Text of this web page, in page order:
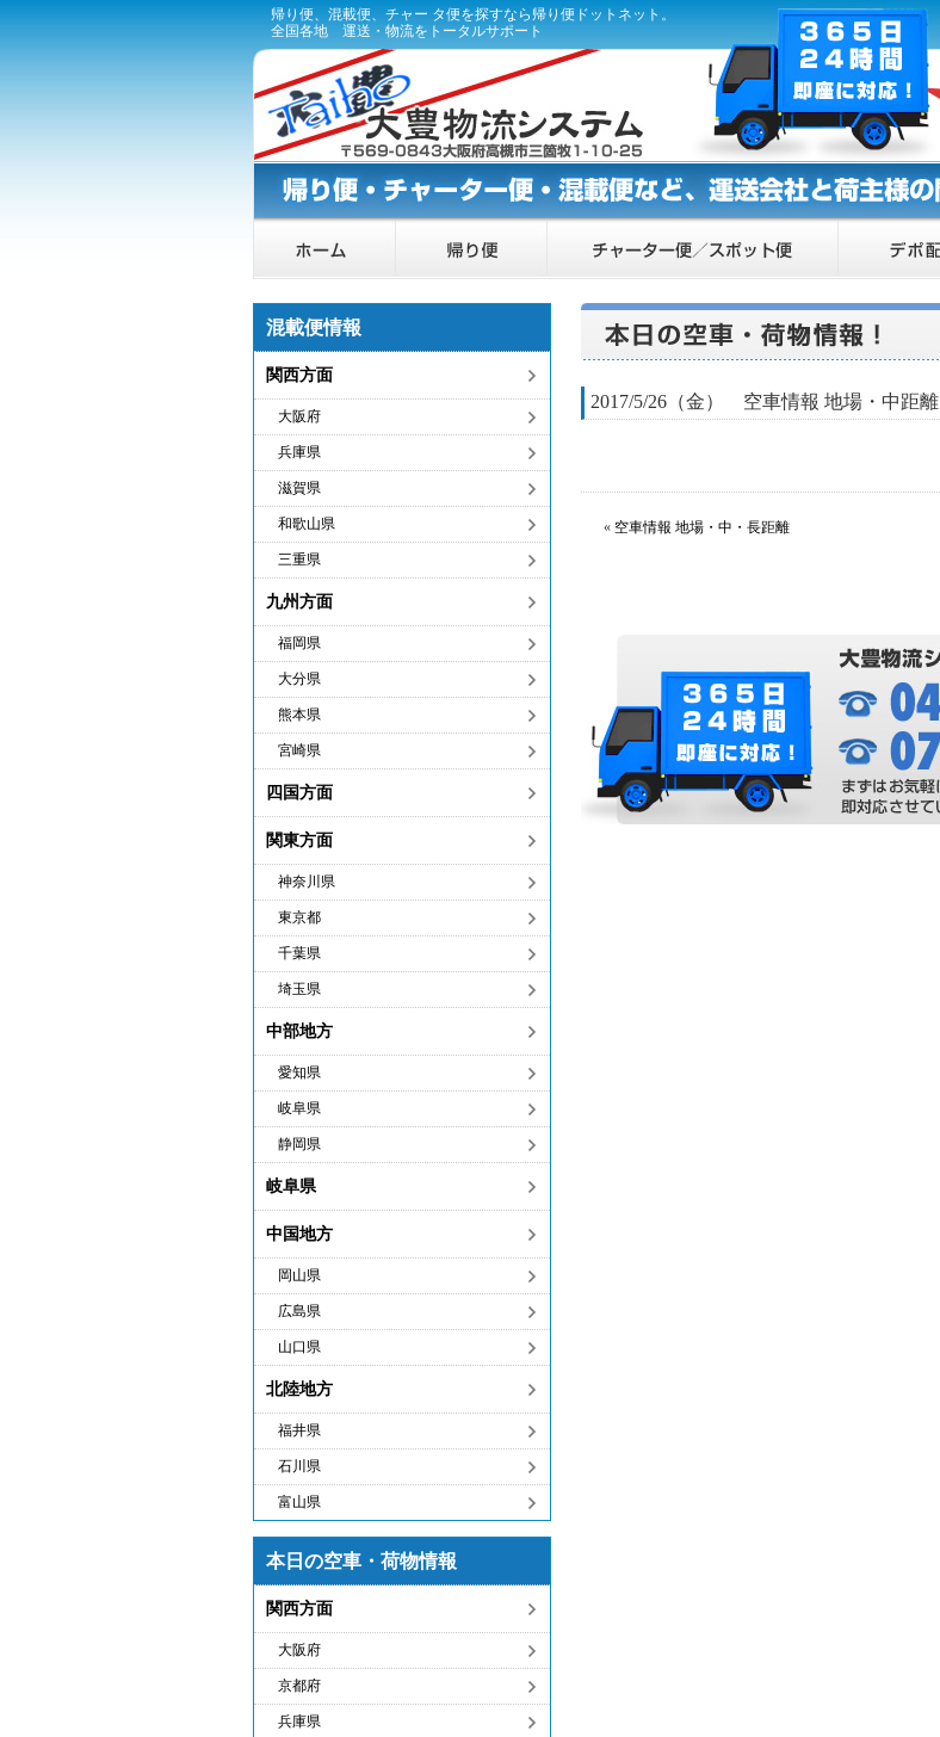
帰り便、混載便、チャー タ便を探すなら帰り便ドットネット。
全国各地 運送・物流をトータルサポート
2017/5/26（金） 空車情報 地場・中距離
« 空車情報 地場・中・長距離
混載便情報
関西方面
大阪府
兵庫県
滋賀県
和歌山県
三重県
九州方面
福岡県
大分県
熊本県
宮崎県
四国方面
関東方面
神奈川県
東京都
千葉県
埼玉県
中部地方
愛知県
岐阜県
静岡県
岐阜県
中国地方
岡山県
広島県
山口県
北陸地方
福井県
石川県
富山県
本日の空車・荷物情報
関西方面
大阪府
京都府
兵庫県